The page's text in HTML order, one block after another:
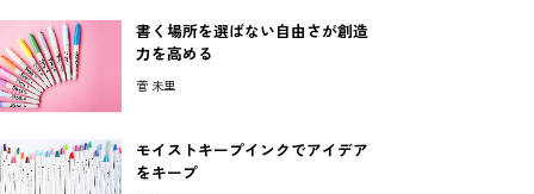
書く場所を選ばない自由さが創造
力を高める
菅 未里
モイストキープインクでアイデア
をキープ